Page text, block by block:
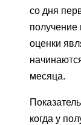
со дня
получение
оценки
месяца.
когда у